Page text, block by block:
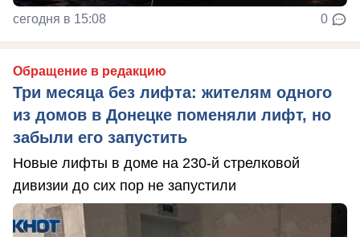
сегодня в 15:08 0
Обращение в редакцию
Три месяца без лифта: жителям одного
из домов в Донецке поменяли лифт, но
забыли его запустить
Новые лифты в доме на 230-й стрелковой
дивизии до сих пор не запустили